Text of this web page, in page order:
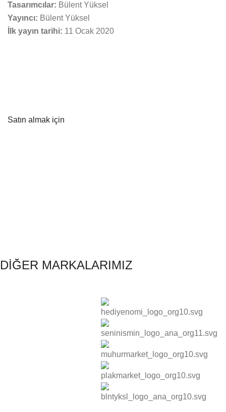
Tasarımcılar: Bülent Yüksel
Yayıncı: Bülent Yüksel
İlk yayın tarihi: 11 Ocak 2020
Satın almak için
DİĞER MARKALARIMIZ